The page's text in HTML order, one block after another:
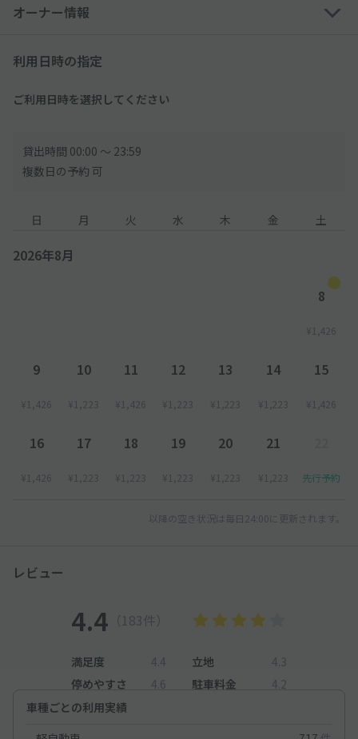
(1)入口ゲートの「テンキー」に、予約時に通知された「暗証番
けます
(2)ゲート通過後、【ゲート内の空きスペース】に駐車してくださ
───────
▼出庫の流れ▼
(3)出口ゲートにも「テンキー」を設置しています
き、ご出場ください
現地料金を支払って出庫した場合でも、akippa料金の返金は出
入庫される際は、(1)～(3)と同じ操作をお願いします
◆駐車場住所を検索しても、ナビやグーグルマップでは正式に表
掲載情報の地図や掲載写真を必ずご確認下さい
◆その他ご不明点ございましたら、akippaコールセンターにご
オーナー情報
利用日時の指定
ご利用日時を選択してください
貸出時間 00:00 〜 23:59
複数日の予約 可
日 月 火 水 木 金 土
2026年8月
8
¥1,426
9
¥1,426
10
¥1,223
11
¥1,426
12
¥1,223
13
¥1,223
14
¥1,223
15
¥1,426
16
¥1,426
17
¥1,223
18
¥1,223
19
¥1,223
20
¥1,223
21
¥1,223 先行予約
以降の空き状況は毎日24:00に更新されます。
レビュー
4.4 （183件）
満足度 4.4 立地
4.3
停めやすさ
4.6 駐車料金
4.2
車種ごとの利用実績